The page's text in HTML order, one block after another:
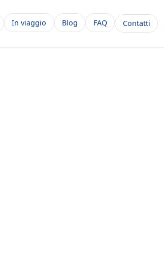
In viaggio Blog FAQ Contatti